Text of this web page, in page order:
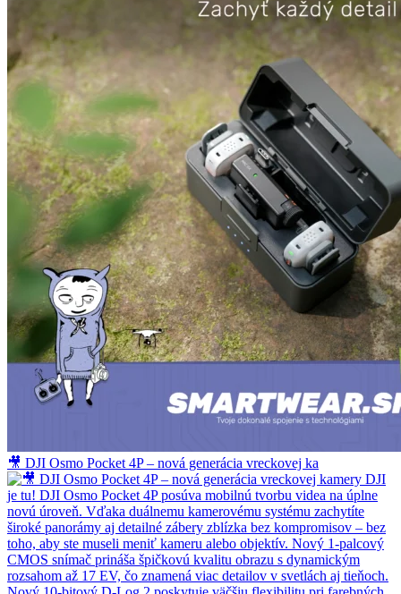
🎥 DJI Osmo Pocket 4P – nová generácia vreckovej ka